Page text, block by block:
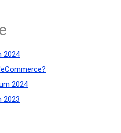
2024
2024
2023